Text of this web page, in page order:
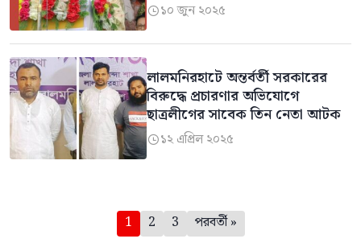
১০ জুন ২০২৫
লালমনিরহাটে অন্তর্বর্তী সরকারের
বিরুদ্ধে প্রচারণার অভিযোগে
ছাত্রলীগের সাবেক তিন নেতা আটক
১২ এপ্রিল ২০২৫
1 2 3 পরবর্তী »